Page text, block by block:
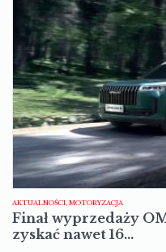
AKTUALNOŚCI, MOTORYZACJA
Finał wyprzedaży
zyskać nawet 16…